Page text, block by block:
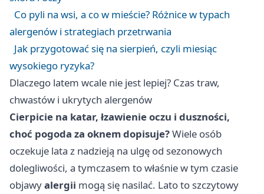
Co pyli na wsi, a co w mieście? Różnice w typach
alergenów i strategiach przetrwania
Jak przygotować się na sierpień, czyli miesiąc
wysokiego ryzyka?
Dlaczego latem wcale nie jest lepiej? Czas traw,
chwastów i ukrytych alergenów
Cierpicie na katar, łzawienie oczu i duszności,
choć pogoda za oknem dopisuje?Wiele osób
oczekuje lata z nadzieją na ulgę od sezonowych
dolegliwości, a tymczasem to właśnie w tym czasie
objawyalergii mogą się nasilać. Lato to szczytowy